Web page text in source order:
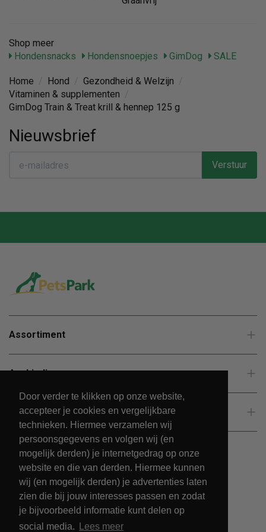
Door verder te klikken op onze website,
accepteer je cookies en vergelijkbare
technieken. Hiermee verzamelen wij
persoonsgegevens en volgen wij (en
mogelijk derden) je internetgedrag op onze
website en die van derden. Hiermee kunnen
wij (en mogelijk derden) je advertenties laten
zien die bij jouw interesses passen en zodat
je bijvoorbeeld informatie kunt delen op
social media.
Lees meer
Shop meer
Hondensnacks
Hondensnoepjes GimDog SALE
Home Hond Gezondheid & Welzijn
Vitaminen & supplementen
GimDog Train & Treat krill & hennep 125 g
Nieuwsbrief
Verstuur
Assortiment
Aanbiedingen
Klantenservice